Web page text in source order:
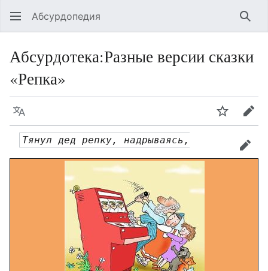
Абсурдопедия
Абсурдотека:Разные версии сказки
«Репка»
Язык
Тянул дед репку, надрываясь,